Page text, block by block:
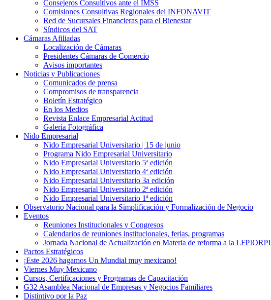
Consejeros Consultivos ante el IMSS
Comisiones Consultivas Regionales del INFONAVIT
Red de Sucursales Financieras para el Bienestar
Síndicos del SAT
Cámaras Afiliadas
Localización de Cámaras
Presidentes Cámaras de Comercio
Avisos importantes
Noticias y Publicaciones
Comunicados de prensa
Compromisos de transparencia
Boletín Estratégico
En los Medios
Revista Enlace Empresarial Actitud
Galería Fotográfica
Nido Empresarial
Nido Empresarial Universitario | 15 de junio
Programa Nido Empresarial Universitario
Nido Empresarial Universitario 5ª edición
Nido Empresarial Universitario 4ª edición
Nido Empresarial Universitario 3a edición
Nido Empresarial Universitario 2ª edición
Nido Empresarial Universitario 1ª edición
Observatorio Nacional para la Simplificación y Formalización de Negocio
Eventos
Reuniones Institucionales y Congresos
Calendarios de reuniones institucionales, ferias, programas
Jornada Nacional de Actualización en Materia de reforma a la LFPIORPI
Pactos Estratégicos
¡Este 2026 hagamos Un Mundial muy mexicano!
Viernes Muy Mexicano
Cursos, Certificaciones y Programas de Capacitación
G32 Asamblea Nacional de Empresas y Negocios Familiares
Distintivo por la Paz